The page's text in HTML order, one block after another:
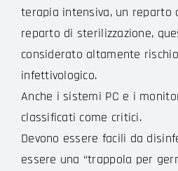
terapia intensiva, un reparto
reparto di sterilizzazione,
considerato altamente
infettivologico.
Anche i sistemi PC e i
classificati come critici.
Devono essere facili da
essere una “trappola per